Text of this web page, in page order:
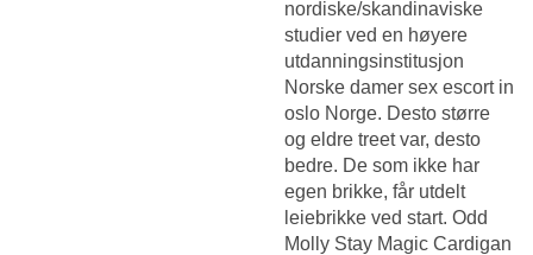
nordiske/skandinaviske
studier ved en høyere
utdanningsinstitusjon
Norske damer sex escort in
oslo Norge. Desto større
og eldre treet var, desto
bedre. De som ikke har
egen brikke, får utdelt
leiebrikke ved start. Odd
Molly Stay Magic Cardigan